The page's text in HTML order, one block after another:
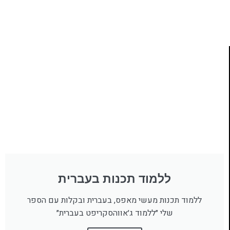
ללמוד תכנות בעברית
ללמוד תכנות מעשי מאפס, בעברית ובקלות עם הספר
שלי ״ללמוד ג׳אווהסקריפט בעברית״